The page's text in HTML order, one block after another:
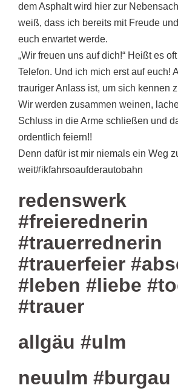
dem Asphalt wird hier zur
weiß, dass ich bereits mit Freude
euch erwartet werde.
„Wir freuen uns auf dich!“ Heißt es
Telefon. Und ich mich erst auf euch!
trauriger Anlass ist, um sich kennen
Wir werden zusammen weinen,
Schluss in die Arme schließen und
ordentlich feiern!!
Denn dafür ist mir niemals ein Weg
weit#ikfahrsoaufderautobahn
redenswerk
#freierednerin
#trauerrednerin
#trauerfeier
#leben #liebe
#trauer
allgäu #ulm
neuulm #burgau